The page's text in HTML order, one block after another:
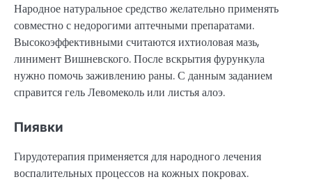
Народное натуральное средство желательно применять
совместно с недорогими аптечными препаратами.
Высокоэффективными считаются ихтиоловая мазь,
линимент Вишневского. После вскрытия фурункула
нужно помочь заживлению раны. С данным заданием
справится гель Левомеколь или листья алоэ.
Пиявки
Гирудотерапия применяется для народного лечения
воспалительных процессов на кожных покровах.